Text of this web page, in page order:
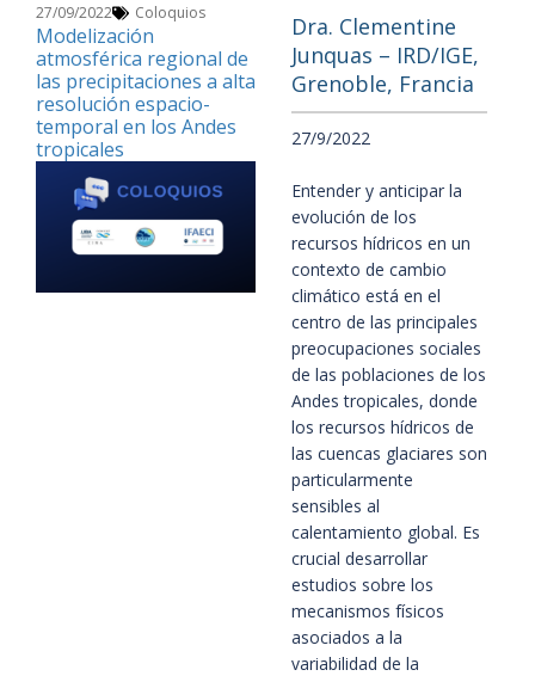
27/09/2022 Coloquios
Modelización
atmosférica regional de
las precipitaciones a alta
resolución espacio-
temporal en los Andes
tropicales
Dra. Clementine
Junquas – IRD/IGE,
Grenoble, Francia
27/9/2022
Entender y anticipar la
evolución de los
recursos hídricos en un
contexto de cambio
climático está en el
centro de las principales
preocupaciones sociales
de las poblaciones de los
Andes tropicales, donde
los recursos hídricos de
las cuencas glaciares son
particularmente
sensibles al
calentamiento global. Es
crucial desarrollar
estudios sobre los
mecanismos físicos
asociados a la
variabilidad de la